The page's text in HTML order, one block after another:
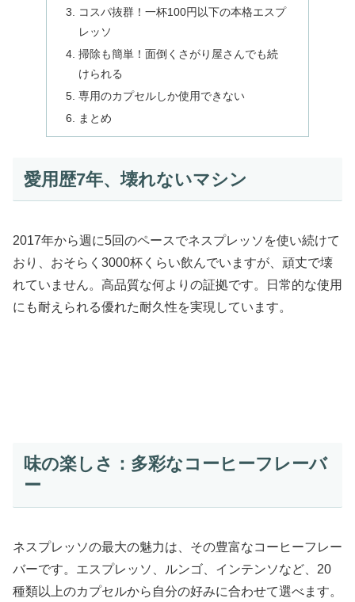
コスパ抜群！一杯100円以下の本格エスプ
レッソ
掃除も簡単！面倒くさがり屋さんでも続
けられる
専用のカプセルしか使用できない
まとめ
愛用歴7年、壊れないマシン
2017年から週に5回のペースでネスプレッソを使い続けて
おり、おそらく3000杯くらい飲んでいますが、頑丈で壊
れていません。高品質な何よりの証拠です。日常的な使用
にも耐えられる優れた耐久性を実現しています。
味の楽しさ：多彩なコーヒーフレーバ
ー
ネスプレッソの最大の魅力は、その豊富なコーヒーフレー
バーです。エスプレッソ、ルンゴ、インテンソなど、20
種類以上のカプセルから自分の好みに合わせて選べます。